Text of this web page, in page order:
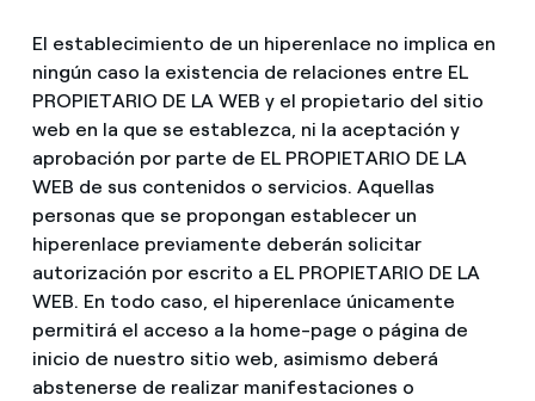
El establecimiento de un hiperenlace no implica en
ningún caso la existencia de relaciones entre EL
PROPIETARIO DE LA WEB y el propietario del sitio
web en la que se establezca, ni la aceptación y
aprobación por parte de EL PROPIETARIO DE LA
WEB de sus contenidos o servicios. Aquellas
personas que se propongan establecer un
hiperenlace previamente deberán solicitar
autorización por escrito a EL PROPIETARIO DE LA
WEB. En todo caso, el hiperenlace únicamente
permitirá el acceso a la home-page o página de
inicio de nuestro sitio web, asimismo deberá
abstenerse de realizar manifestaciones o